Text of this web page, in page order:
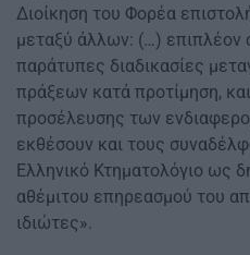
Διοίκηση του Φορέα
μεταξύ άλλων: (…) επιπλέον
παράτυπες διαδικασίες
πράξεων κατά προτίμηση,
προσέλευσης των
εκθέσουν και τους
Ελληνικό Κτηματολόγιο ως
αθέμιτου επηρεασμού του
ιδιώτες».